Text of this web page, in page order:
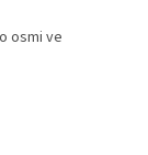
osmi ve